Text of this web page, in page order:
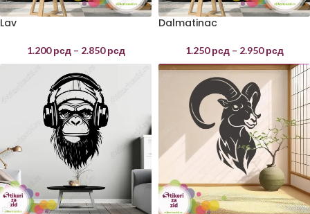
Lav
1.200рсд – 2.850рсд
Dalmatinac
1.250рсд – 2.950рсд